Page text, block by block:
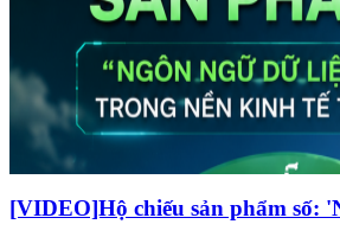
[VIDEO]Hộ chiếu sản phẩm số: